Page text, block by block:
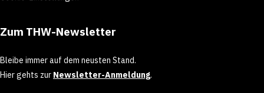
Zum THW-Newsletter
Bleibe immer auf dem neusten Stand.
Hier gehts zur Newsletter-Anmeldung.